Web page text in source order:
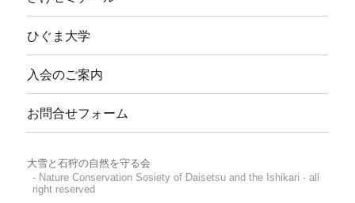
ひぐま大学
入会のご案内
お問合せフォーム
大雪と石狩の自然を守る会